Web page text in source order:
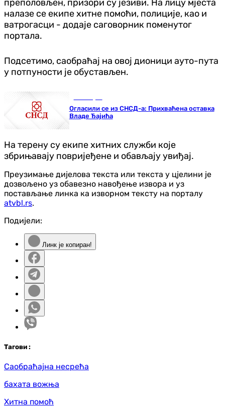
преполовљен, призори су језиви. На лицу мјеста
налазе се екипе хитне помоћи, полиције, као и
ватрогасци - додаје саговорник поменутог
портала.
Подсетимо, саобраћај на овој дионици ауто-пута
у потпуности је обустављен.
Огласили се из СНСД-а: Прихваћена оставка
Владе Ђајића
На терену су екипе хитних служби које
збрињавају повријеђене и обављају увиђај.
Преузимање дијелова текста или текста у цјелини је
дозвољено уз обавезно навођење извора и уз
постављање линка ка изворном тексту на порталу
atvbl.rs.
Подијели:
Линк је копиран!
Тагови :
Саобраћајна несрећа
бахата вожња
Хитна помоћ